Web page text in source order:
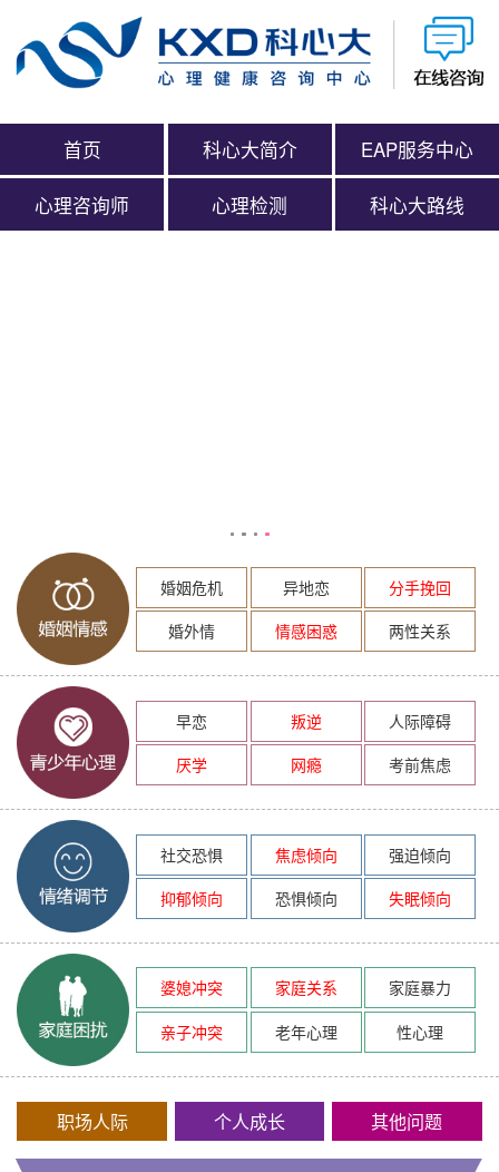
首页 科心大简介 EAP服务中心
心理咨询师 心理检测 科心大路线
婚姻危机 异地恋
分手挽回
婚外情
情感困惑 两性关系
早恋 叛逆
人际障碍
厌学
网瘾 考前焦虑
社交恐惧 焦虑倾向
强迫倾向
抑郁倾向
恐惧倾向 失眠倾向
婆媳冲突 家庭关系
家庭暴力
亲子冲突
老年心理 性心理
职场人际 个人成长 其他问题